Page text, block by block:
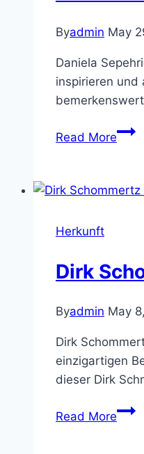
Byadmin May
Daniela
inspirieren und
Read More
Herkunft
Dirk
Byadmin May
Dirk
einzigartigen
dieser Dirk
Read MoreDirk